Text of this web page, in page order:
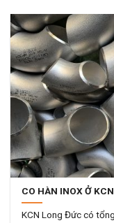
CO HÀN INOX Ở
KCN Long Đức có